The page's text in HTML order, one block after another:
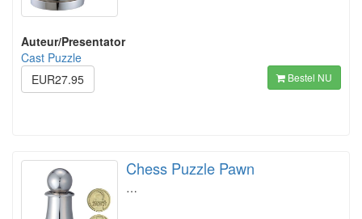
Auteur/Presentator
Cast Puzzle
EUR27.95
Bestel NU
Chess Puzzle Pawn
…